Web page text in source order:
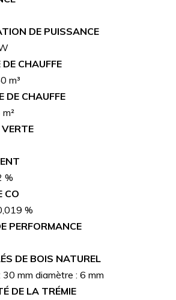
DE PUISSANCE
CHAUFFE
m³
DE CHAUFFE
%
CO
%
PERFORMANCE
DE BOIS NATUREL
30 mm diamètre : 6 mm
DE LA TRÉMIE